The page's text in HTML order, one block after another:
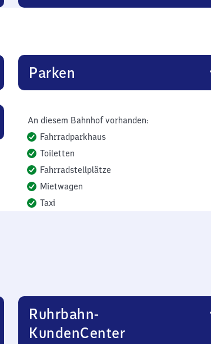
Parken
An diesem Bahnhof vorhanden:
Fahrradparkhaus
Toiletten
Fahrradstellplätze
Mietwagen
Taxi
Ruhrbahn-
KundenCenter